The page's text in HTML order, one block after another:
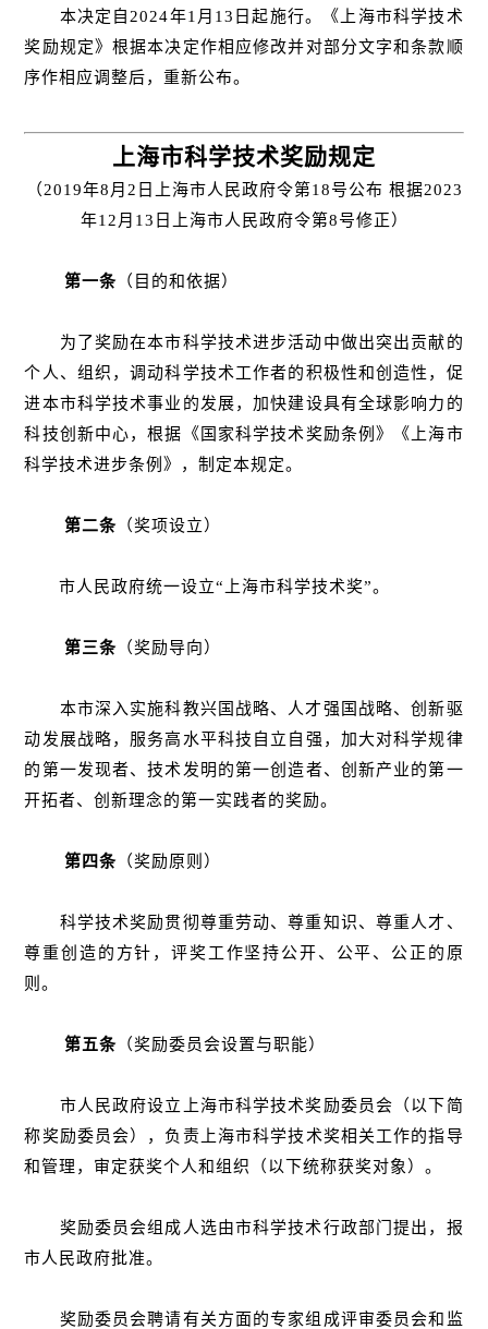
本决定自2024年1月13日起施行。《上海市科学技术
奖励规定》根据本决定作相应修改并对部分文字和条款顺
序作相应调整后，重新公布。
上海市科学技术奖励规定
（2019年8月2日上海市人民政府令第18号公布 根据2023
年12月13日上海市人民政府令第8号修正）
第一条 （目的和依据）
为了奖励在本市科学技术进步活动中做出突出贡献的
个人、组织，调动科学技术工作者的积极性和创造性，促
进本市科学技术事业的发展，加快建设具有全球影响力的
科技创新中心，根据《国家科学技术奖励条例》《上海市
科学技术进步条例》，制定本规定。
第二条 （奖项设立）
市人民政府统一设立“上海市科学技术奖”。
第三条 （奖励导向）
本市深入实施科教兴国战略、人才强国战略、创新驱
动发展战略，服务高水平科技自立自强，加大对科学规律
的第一发现者、技术发明的第一创造者、创新产业的第一
开拓者、创新理念的第一实践者的奖励。
第四条 （奖励原则）
科学技术奖励贯彻尊重劳动、尊重知识、尊重人才、
尊重创造的方针，评奖工作坚持公开、公平、公正的原
则。
第五条 （奖励委员会设置与职能）
市人民政府设立上海市科学技术奖励委员会（以下简
称奖励委员会），负责上海市科学技术奖相关工作的指导
和管理，审定获奖个人和组织（以下统称获奖对象）。
奖励委员会组成人选由市科学技术行政部门提出，报
市人民政府批准。
奖励委员会聘请有关方面的专家组成评审委员会和监